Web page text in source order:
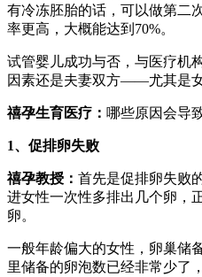
有冷冻胚胎的话，可以做第二
率更高，大概能达到70%。
试管婴儿成功与否，与医疗机
因素还是夫妻双方——尤其是女
禧孕生育医疗 ： 哪些原因会导
1、促排卵失败
禧孕教授 ： 首先是促排卵失败
进女性一次性多排出几个卵，
卵。
一般年龄偏大的女性，卵巢储
里储备的卵泡数已经非常少了